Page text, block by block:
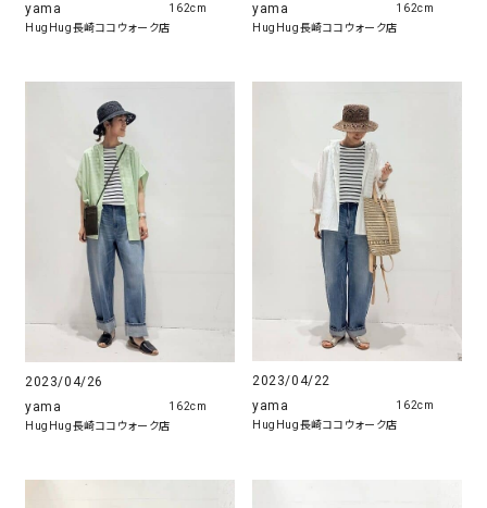
yama
HugHug長崎ココウォーク店
162cm
yama
HugHug長崎ココウォーク店
162cm
2023/04/26
yama
HugHug長崎ココウォーク店
162cm
2023/04/22
yama
HugHug長崎ココウォーク店
162cm